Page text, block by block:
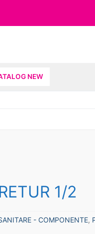
NEW
1/2
- COMPONENTE,